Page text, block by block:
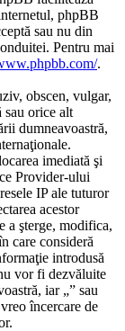
phpBB
sau nu din
Pentru mai
.
obscen, vulgar,
sau orice alt
dumneavoastră,
imediată şi
Provider-ului
IP ale tuturor
acestor
a şterge, modifica,
care consideră
introdusă
vor fi dezvăluite
iar „” sau
încercare de